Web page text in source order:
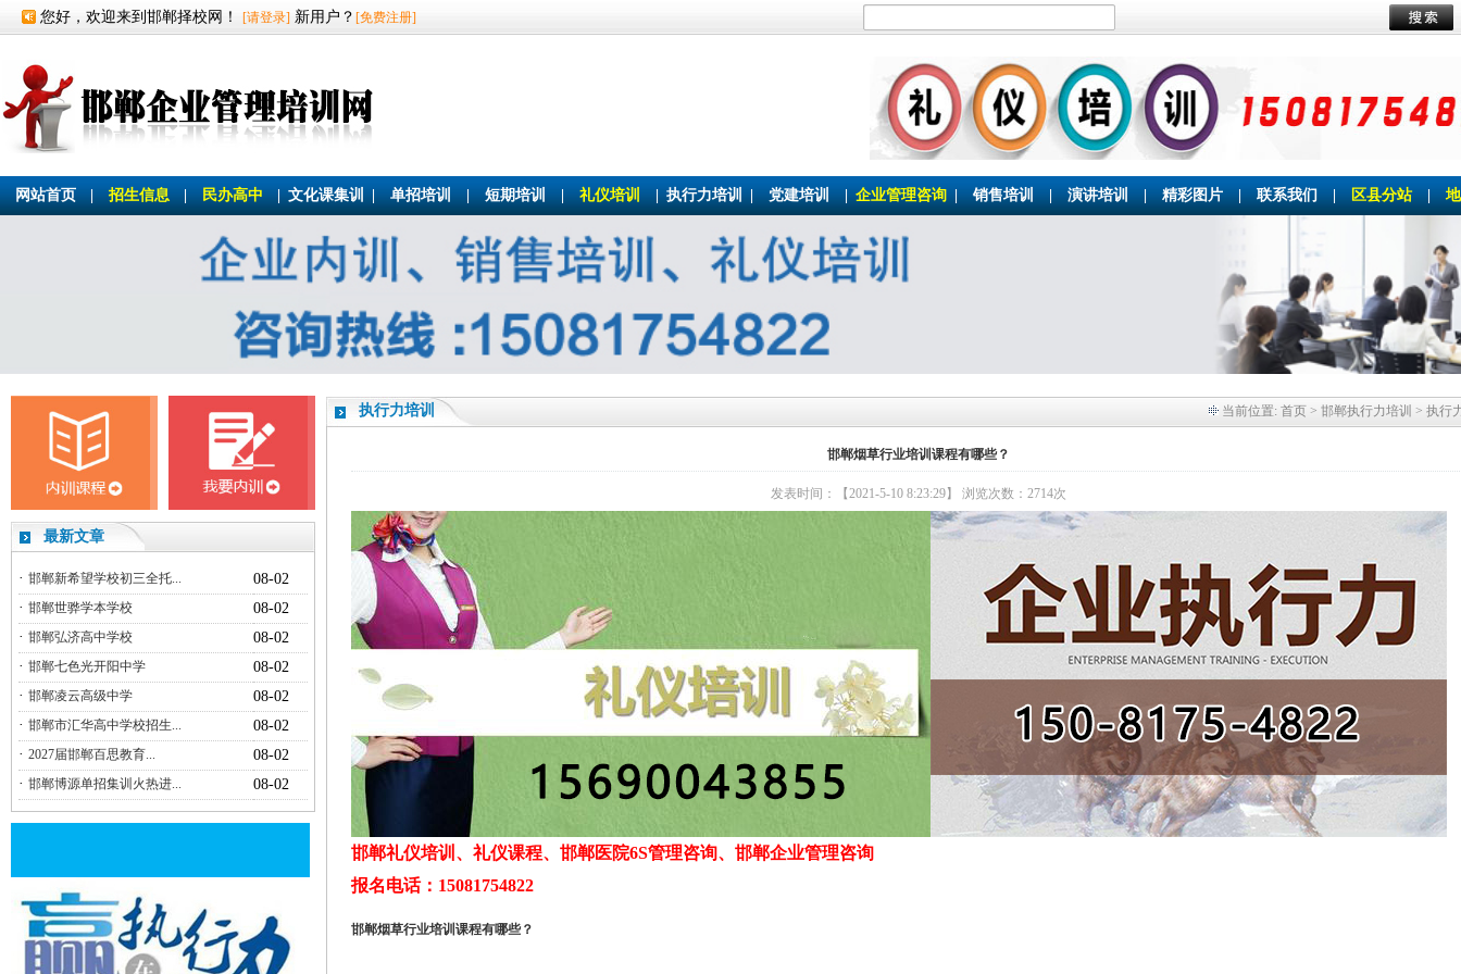
您好，欢迎来到邯郸择校网！ [请登录] 新用户？ [免费注册]
网站首页 招生信息 民办高中 文化课集训 单招培训 短期培训 礼仪培训 执行力培训 党建培训 企业管理咨询 销售培训 演讲培训 精彩图片 联系我们 区县分站
最新文章
· 邯郸新希望学校初三全托...
08-02
· 邯郸世骅学本学校
08-02
· 邯郸弘济高中学校
08-02
· 邯郸七色光开阳中学
08-02
· 邯郸凌云高级中学
08-02
· 邯郸市汇华高中学校招生...
08-02
· 2027届邯郸百思教育...
08-02
· 邯郸博源单招集训火热进... 08-02
执行力培训 当前位置: 首页 > 邯郸执行力培训 > 执行
邯郸烟草行业培训课程有哪些？
发表时间：【2021-5-10 8:23:29】 浏览次数：2714次
邯郸礼仪培训、礼仪课程、邯郸医院6S管理咨询、邯郸企业管理咨询
报名电话：15081754822
邯郸烟草行业培训课程有哪些？